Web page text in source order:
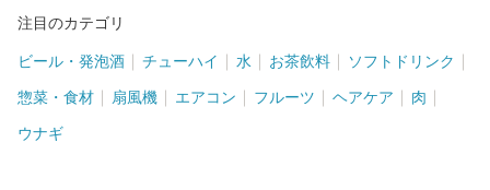
注目のカテゴリ
ビール・発泡酒 チューハイ 水 お茶飲料 ソフトドリンク
惣菜・食材 扇風機 エアコン フルーツ ヘアケア 肉
ウナギ